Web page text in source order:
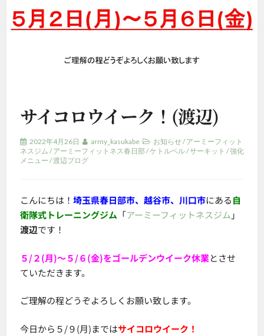
サイコロウイーク！(渡辺)
2022年4月26日 army_kasukabe お知らせ/アーミーフィット
ネスジム /アーミーフィットネス春日部/ケトルベル/サーキット /強化
メニュー /渡辺ブログ
こんにちは！ 埼玉県春日部市、越谷市、川口市にある自
衛隊式トレーニングジム「アーミーフィットネスジム 」
渡辺です！
５/２(月)～５/６(金)をゴールデンウイーク休業とさせ
ていただきます。
ご理解の程どうぞよろしくお願い致します。
今日から５/９(月)まではサイコロウイーク！